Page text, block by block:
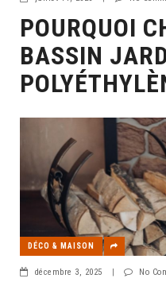
POURQUOI
BASSIN
DÉCO & MAISON
décembre 3, 2025 No